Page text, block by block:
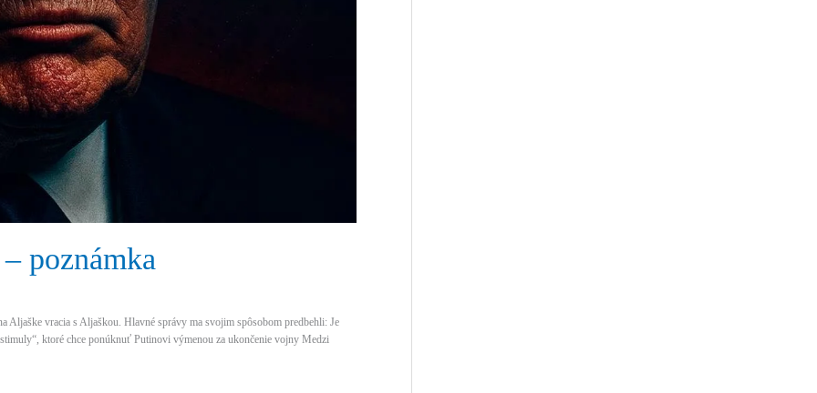
poznámka
Aljaške vracia s Aljaškou. Hlavné správy ma svojim spôsobom predbehli: Je
ktoré chce ponúknuť Putinovi výmenou za ukončenie vojny Medzi